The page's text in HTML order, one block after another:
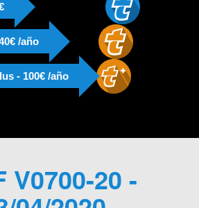
/año
- 100€ /año
V0700-20 -